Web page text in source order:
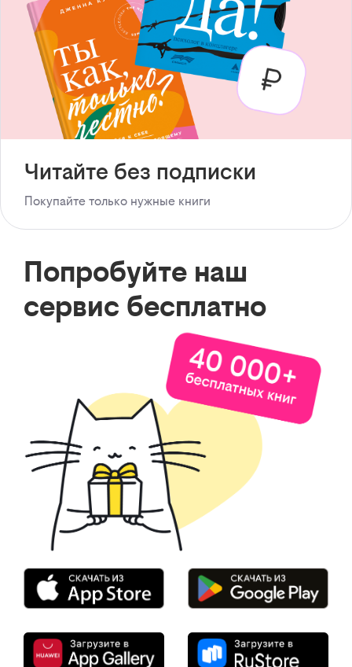
Читайте без подписки
Покупайте только нужные книги
Попробуйте наш
сервис бесплатно